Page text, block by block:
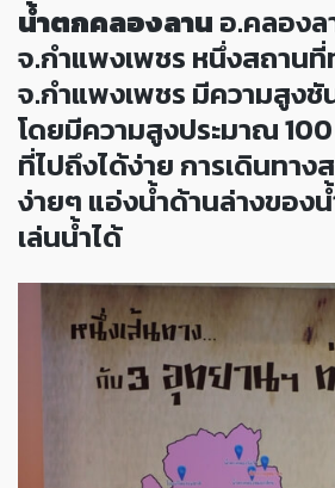
น้ำตกคลองลาน อ.คลองล
จ.กำแพงเพชร หนึ่งสถาน
จ.กำแพงเพชร มีความสูง
โดยมีความสูงประมาณ
ที่ไปถึงได้ง่าย การเดินทาง
ง่ายๆ แอ่งน้ำด้านล่างของ
เล่นน้ำได้